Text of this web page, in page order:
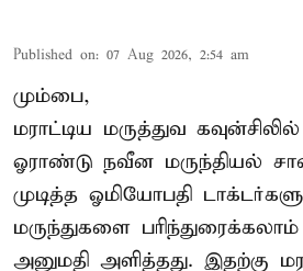
Published on: 07 Aug 2026, 2:54 am
மும்பை,
மராட்டிய மருத்துவ
ஓராண்டு நவீன மருந்தியல்
முடித்த ஓமியோபதி
மருந்துகளை
அனுமதி அளித்தது. இதற்கு